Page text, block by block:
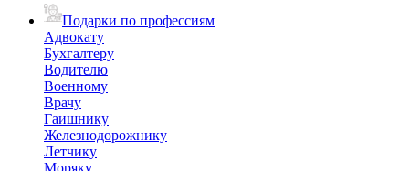
Подарки по профессиям
Адвокату
Бухгалтеру
Водителю
Военному
Врачу
Гаишнику
Железнодорожнику
Летчику
Моряку